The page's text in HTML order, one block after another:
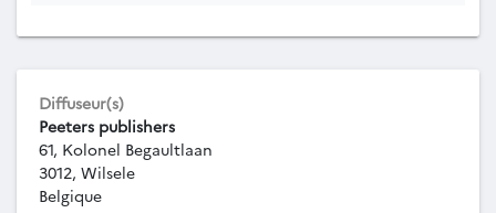
Diffuseur(s)
Peeters publishers
61, Kolonel Begaultlaan
3012, Wilsele
Belgique